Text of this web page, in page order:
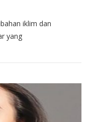
iklim dan
yang